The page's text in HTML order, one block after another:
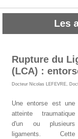
Les
Rupture du
(LCA) :
Docteur Nicolas LEFEVRE
Une entorse est une
atteinte traumatique
d'un ou plusieurs
ligaments. Cette